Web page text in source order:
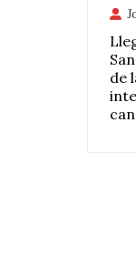
de